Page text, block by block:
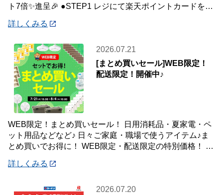
ト7倍✨進呈🎉 ●STEP1 レジにて楽天ポイントカードを提
詳しくみる
2026.07.21
[まとめ買いセール]WEB限定！
配送限定！開催中♪
WEB限定！まとめ買いセール！ 日用消耗品・夏家電・ペ
ット用品などなど♪ 日々ご家庭・職場で使うアイテム♪ま
とめ買いでお得に！ WEB限定・配送限定の特別価格！ た
詳しくみる
2026.07.20